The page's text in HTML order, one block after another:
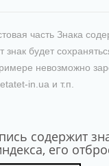
часть Знака
будет
невозможно
in.ua и т.п.
содержит
его